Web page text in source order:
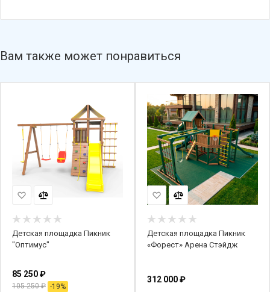
Вам также может понравиться
Детская площадка Пикник
"Оптимус"
85 250₽
105 250₽ -19%
Детская площадка Пикник
«Форест» Арена Стэйдж
312 000₽